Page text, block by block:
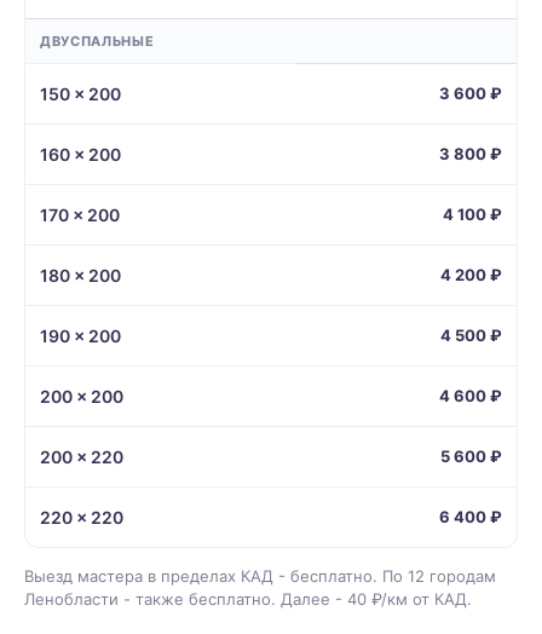
ДВУСПАЛЬНЫЕ
150 × 200 3 600 ₽
160 × 200 3 800 ₽
170 × 200 4 100 ₽
180 × 200 4 200 ₽
190 × 200 4 500 ₽
200 × 200 4 600 ₽
200 × 220 5 600 ₽
220 × 220 6 400 ₽
Выезд мастера в пределах КАД - бесплатно. По 12 городам
Ленобласти - также бесплатно. Далее - 40 ₽/км от КАД.